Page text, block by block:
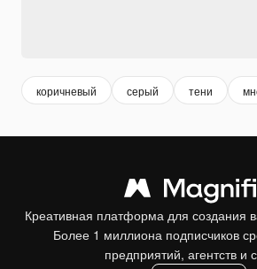
коричневый серый тени
Креативная платформа для создания
Более 1 миллиона подписчиков
предприятий, агентств и